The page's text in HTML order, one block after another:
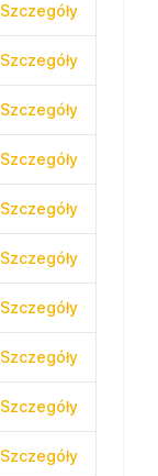
Szczegóły
Szczegóły
Szczegóły
Szczegóły
Szczegóły
Szczegóły
Szczegóły
Szczegóły
Szczegóły
Szczegóły